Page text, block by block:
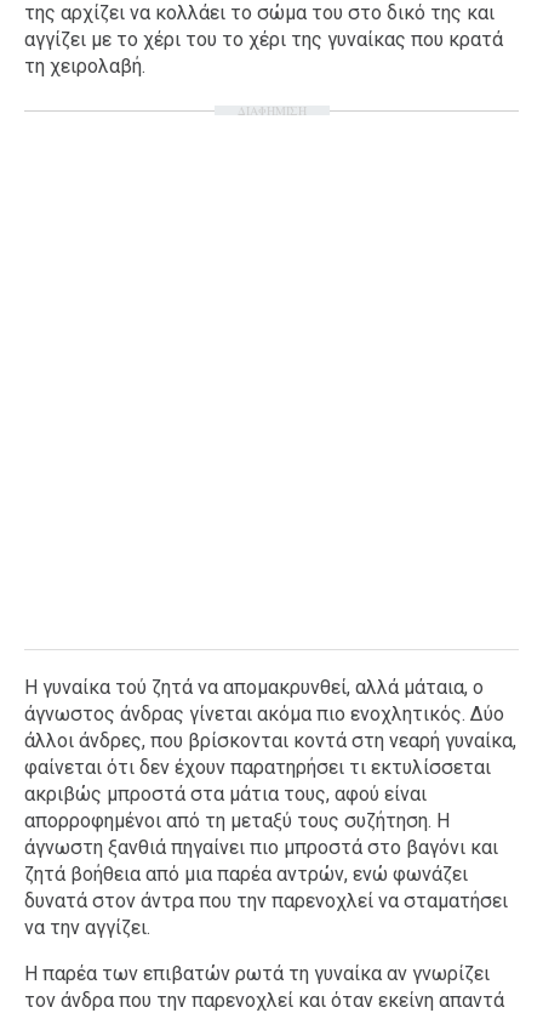
Food
Body+Mind
Ταξίδια
Σπίτι
Family
της αρχίζει να κολλάει το σώμα του στο δικό της και
αγγίζει με το χέρι του το χέρι της γυναίκας που κρατά
τη χειρολαβή.
ΔΙΑΦΗΜΙΣΗ
Η γυναίκα τού ζητά να απομακρυνθεί, αλλά μάταια, ο
άγνωστος άνδρας γίνεται ακόμα πιο ενοχλητικός. Δύο
άλλοι άνδρες, που βρίσκονται κοντά στη νεαρή γυναίκα,
φαίνεται ότι δεν έχουν παρατηρήσει τι εκτυλίσσεται
ακριβώς μπροστά στα μάτια τους, αφού είναι
απορροφημένοι από τη μεταξύ τους συζήτηση. Η
άγνωστη ξανθιά πηγαίνει πιο μπροστά στο βαγόνι και
ζητά βοήθεια από μια παρέα αντρών, ενώ φωνάζει
δυνατά στον άντρα που την παρενοχλεί να σταματήσει
να την αγγίζει.
Η παρέα των επιβατών ρωτά τη γυναίκα αν γνωρίζει
τον άνδρα που την παρενοχλεί και όταν εκείνη απαντά